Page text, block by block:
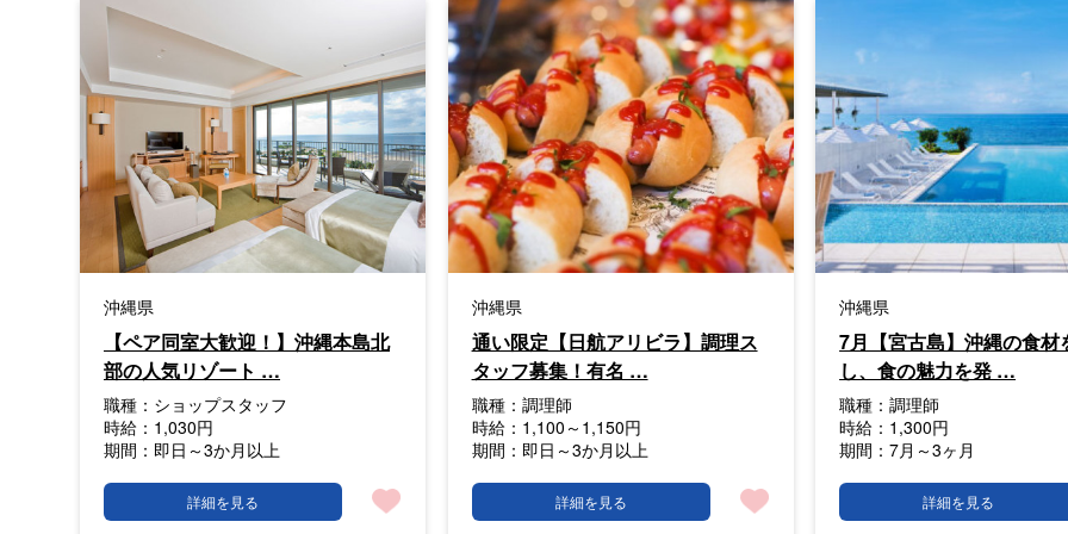
沖縄県
【ペア同室大歓迎！】沖縄本島北
部の人気リゾート …
職種： ショップスタッフ
時給： 1,030円
期間： 即日～3か月以上
詳細を見る
沖縄県
通い限定【日航アリビラ】調理ス
タッフ募集！有名 …
職種： 調理師
時給： 1,100～1,150円
期間： 即日～3か月以上
詳細を見る
沖縄県
7月【宮古島】沖縄の食材
し、食の魅力を発 …
職種：調理師
時給： 1,300円
期間：7月～3ヶ月
詳細を見る